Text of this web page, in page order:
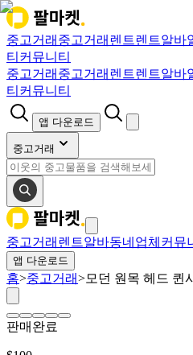
중고거래 중고거래 렌트렌트알바
티 커뮤니티
중고거래 중고거래 렌트렌트알바
티 커뮤니티
앱 다운로드
중고거래
중고거래 렌트알바동네업체 커뮤
앱 다운로드
홈>중고거래>모던 원목 헤드 퀸
판매완료